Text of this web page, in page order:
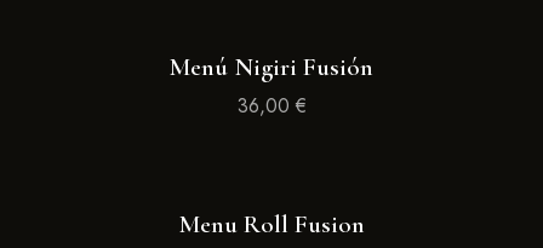
Menú Nigiri Fusión
36,00 €
Menu Roll Fusion